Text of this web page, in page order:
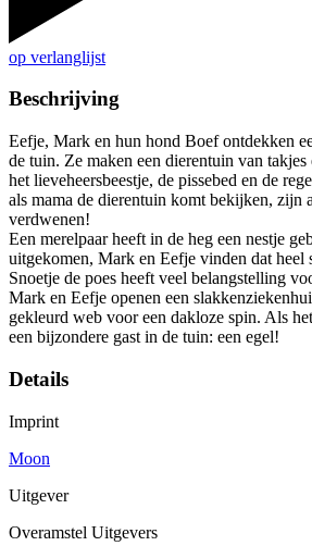
op verlanglijst
Beschrijving
Eefje, Mark en hun hond Boef ontdekken
de tuin. Ze maken een dierentuin van takjes
het lieveheersbeestje, de pissebed en de
als mama de dierentuin komt bekijken, zijn
verdwenen!
Een merelpaar heeft in de heg een nestje
uitgekomen, Mark en Eefje vinden dat heel
Snoetje de poes heeft veel belangstelling
Mark en Eefje openen een
gekleurd web voor een dakloze spin. Als
een bijzondere gast in de tuin: een egel!
Details
Imprint
Moon
Uitgever
Overamstel Uitgevers